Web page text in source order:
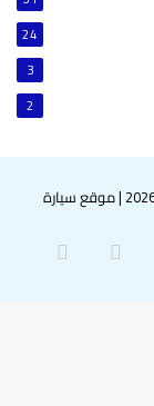
24
3
2
|موقع سيارة
انستقرام سناب